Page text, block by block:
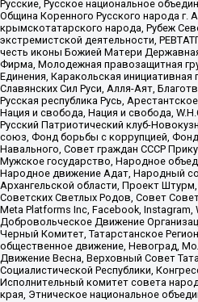
Русские, Русское национальное
Община Коренного Русского народа г.
крымскотатарского народа, Рубеж
экстремистской деятельности,
честь иконы Божией Матери
Фирма, Молодежная правозащитная
Единения, Каракольская
Славянских Сил Руси, Алля-Аят,
Русская республика Русь,
Нация и свобода, Нация и свобода,
Русский Патриотический клуб-
союз, Фонд борьбы с коррупцией,
Навального, Совет граждан СССР
Мужское государство, Народное
Народное движение Адат, Народный
Архангельской области, Проект
Советских Светлых Родов, Совет
Meta Platforms Inc, Facebook,
Добровольческое Движение
Черный Комитет, Татарстанское
общественное движение, Невоград,
Движение Весна, Верховный Совет
Социалистической Республики,
Исполнительный комитет совета
края, Этническое национальное